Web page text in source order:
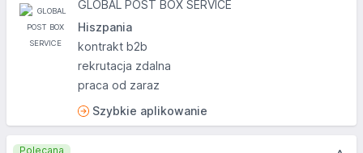
GLOBAL POST BOX SERVICE
Hiszpania
kontrakt b2b
rekrutacja zdalna
praca od zaraz
Szybkie aplikowanie
Polecana